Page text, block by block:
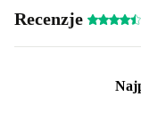
Recenzje